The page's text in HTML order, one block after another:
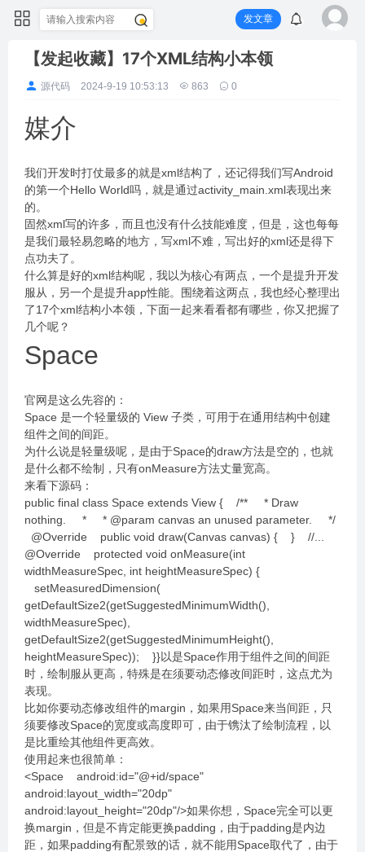
发文章
【发起收藏】17个XML结构小本领
源代码 2024-9-19 10:53:13 863 0
媒介
我们开发时打仗最多的就是xml结构了，还记得我们写Android
的第一个Hello World吗，就是通过activity_main.xml表现出来
的。
固然xml写的许多，而且也没有什么技能难度，但是，这也每每
是我们最轻易忽略的地方，写xml不难，写出好的xml还是得下
点功夫了。
什么算是好的xml结构呢，我以为核心有两点，一个是提升开发
服从，另一个是提升app性能。围绕着这两点，我也经心整理出
了17个xml结构小本领，下面一起来看看都有哪些，你又把握了
几个呢？
Space
官网是这么先容的：
Space 是一个轻量级的 View 子类，可用于在通用结构中创建
组件之间的间距。
为什么说是轻量级呢，是由于Space的draw方法是空的，也就
是什么都不绘制，只有onMeasure方法丈量宽高。
来看下源码：
public final class Space extends View { /** * Draw
nothing. * * @param canvas an unused parameter. */
@Override public void draw(Canvas canvas) { } //...
@Override protected void onMeasure(int
widthMeasureSpec, int heightMeasureSpec) {
setMeasuredDimension(
getDefaultSize2(getSuggestedMinimumWidth(),
widthMeasureSpec),
getDefaultSize2(getSuggestedMinimumHeight(),
heightMeasureSpec)); }}以是Space作用于组件之间的间距
时，绘制服从更高，特殊是在须要动态修改间距时，这点尤为
表现。
比如你要动态修改组件的margin，如果用Space来当间距，只
须要修改Space的宽度或高度即可，由于镌汰了绘制流程，以
是比重绘其他组件更高效。
使用起来也很简单：
<Space android:id="@+id/space"
android:layout_width="20dp"
android:layout_height="20dp"/>如果你想，Space完全可以更
换margin，但是不肯定能更换padding，由于padding是内边
距，如果padding有配景致的话，就不能用Space取代了，由于